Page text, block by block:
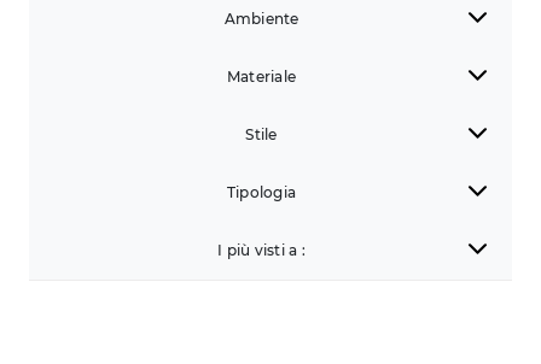
Ambiente
Materiale
Stile
Tipologia
I più visti a :